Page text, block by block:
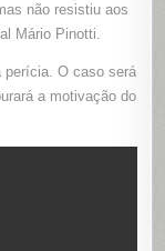
não resistiu aos
Mário Pinotti.
perícia. O caso será
a motivação do